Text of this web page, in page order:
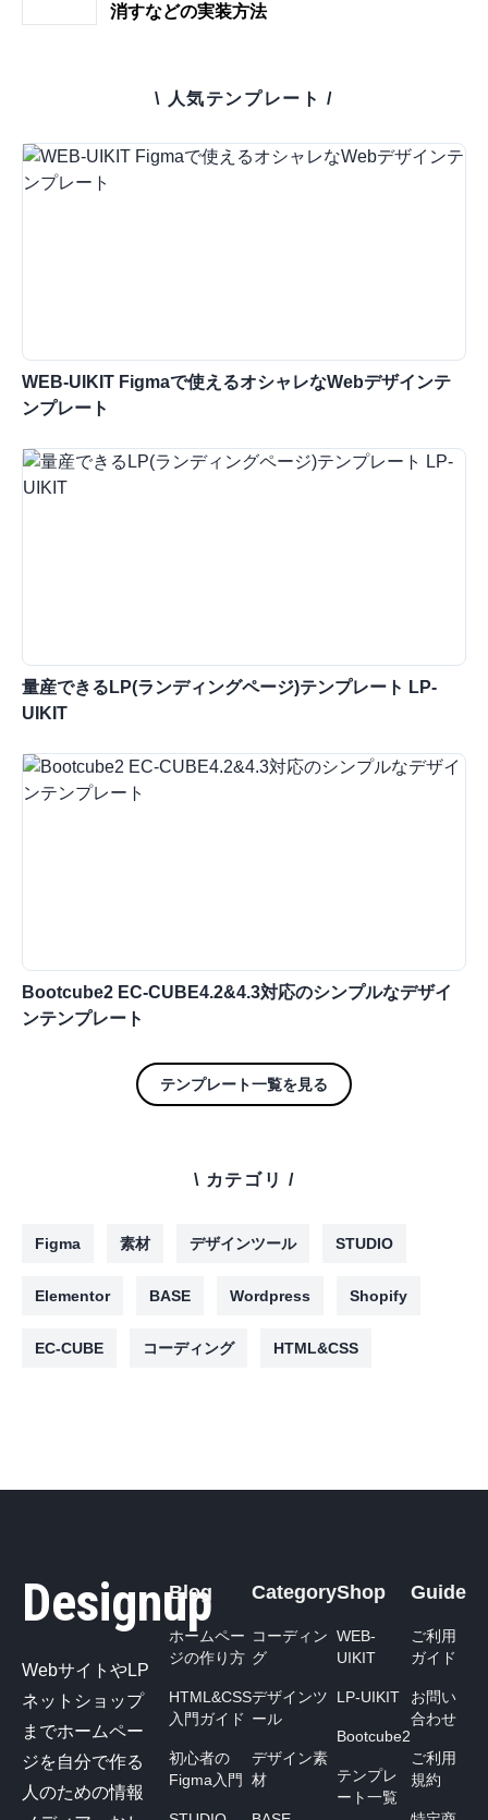
消すなどの実装方法
\ 人気テンプレート /
WEB-UIKIT Figmaで使えるオシャレなWebデザインテ
ンプレート
量産できるLP(ランディングページ)テンプレート LP-
UIKIT
Bootcube2 EC-CUBE4.2&4.3対応のシンプルなデザイ
ンテンプレート
テンプレート一覧を見る
\ カテゴリ /
Figma 素材 デザインツール STUDIO
Elementor BASE Wordpress Shopify
EC-CUBE コーディング HTML&CSS
Designup
WebサイトやLP
ネットショップ
までホームペー
ジを自分で作る
人のための情報
Blog
ホームペー
ジの作り方
HTML&CSS
入門ガイド
初心者の
Figma入門
Category
コーディン
グ
デザインツ
ール
デザイン素
材
Shop
WEB-
UIKIT
LP-UIKIT
Bootcube2
テンプレ
ート一覧
Guide
ご利用
ガイド
お問い
合わせ
ご利用
規約